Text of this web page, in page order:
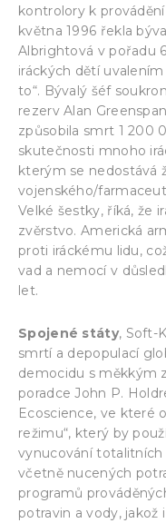
kontrolory k
května 1996 řekla
Albrightová v pořadu
iráckých dětí
to“. Bývalý šéf
rezerv Alan
způsobila smrt 1 200
skutečnosti mnoho
kterým se nedostává
vojenského/
Velké šestky, říká, že
zvěrstvo. Americká
proti iráckému lidu,
vad a nemocí v
let.
Spojené státy, Soft-
smrtí a depopulací
democidu s měkkým
poradce John P.
Ecoscience, ve které
režimu“, který by
vynucování
včetně nucených
programů
potravin a vody,